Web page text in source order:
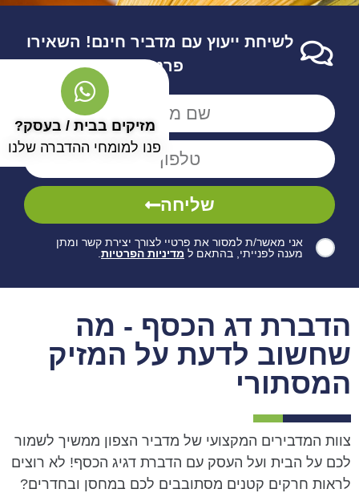
לשיחת ייעוץ עם מדביר חינם! השאירו
פרטים
אני מאשר/ת למסור את פרטיי לצורך יצירת קשר ומתן
מענה לפנייתי, בהתאם ל מדיניות הפרטיות
שליחה
הדברת דג הכסף - מה
שחשוב לדעת על המזיק
המסתורי
צוות המדבירים המקצועי של מדביר הצפון ממשיך לשמור
לכם על הבית ועל העסק עם הדברת דגיג הכסף! לא רוצים
לראות חרקים קטנים מסתובבים לכם במחסן ובחדרים?
מזיקים בבית / בעסק?
פנו למומחי ההדברה שלנו